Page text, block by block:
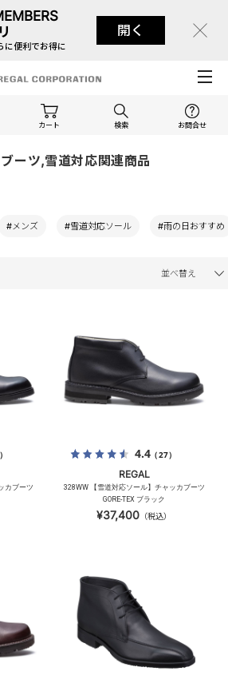
に便利でお得に
開く
カート 検索 お問合せ
ーツ,雪道対応関連商品
#メンズ #雪道対応ソール #雨の日おすすめ
並べ替え
カブーツ
4.4（27）
REGAL
328WW 【雪道対応ソール】チャッカブーツ
GORE-TEX ブラック
¥37,400 （税込）